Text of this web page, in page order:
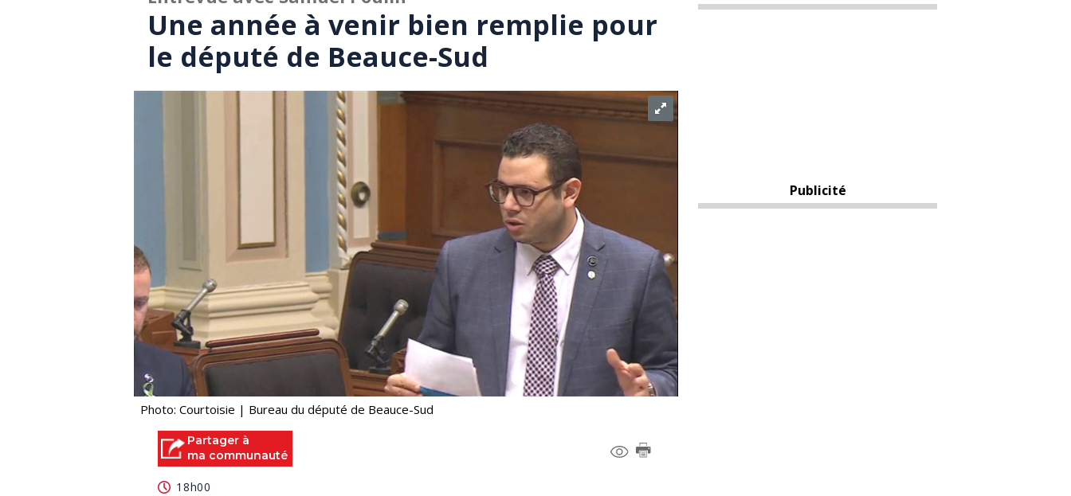
Une année à venir bien remplie pour
le député de Beauce-Sud
Photo: Courtoisie | Bureau du député de Beauce-Sud
Partager à
ma communauté
18h00
Publicité